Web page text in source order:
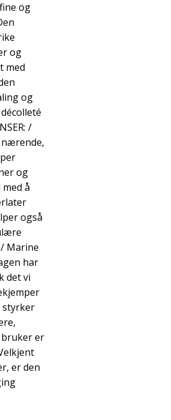
og
og
med
og
/
nærende,
og
å
også
Marine
har
det vi
styrker
bruker er
er den